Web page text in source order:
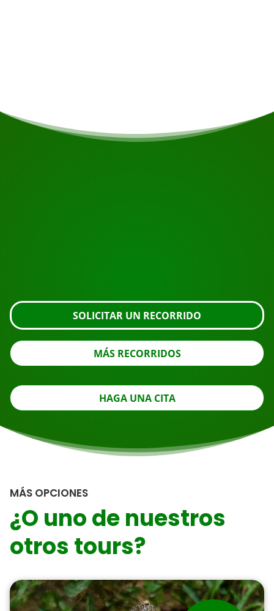
SOLICITAR UN RECORRIDO
MÁS RECORRIDOS
HAGA UNA CITA
MÁS OPCIONES
¿O uno de nuestros
otros tours?